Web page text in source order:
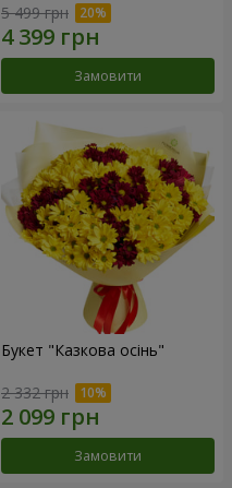
5 499 грн
Замовити
Букет "Казкова осінь"
2 332 грн
Замовити